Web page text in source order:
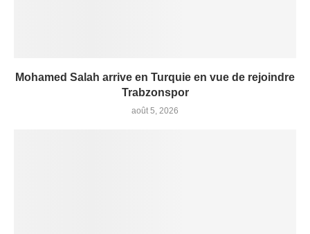
Mohamed Salah arrive en Turquie en vue de rejoindre
Trabzonspor
août 5, 2026